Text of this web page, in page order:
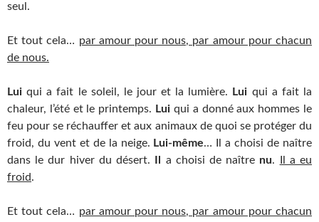
seul.
Et tout cela… par amour pour nous, par amour pour chacun
de nous.
Luiqui a fait le soleil, le jour et la lumière. Lui qui a fait la
chaleur, l’été et le printemps. Lui qui a donné aux hommes le
feu pour se réchauffer et aux animaux de quoi se protéger du
froid, du vent et de la neige. Lui-même… Il a choisi de naître
dans le dur hiver du désert.
a choisi de naître nu.
Il a eu
froid.
Et tout cela… par amour pour nous, par amour pour chacun